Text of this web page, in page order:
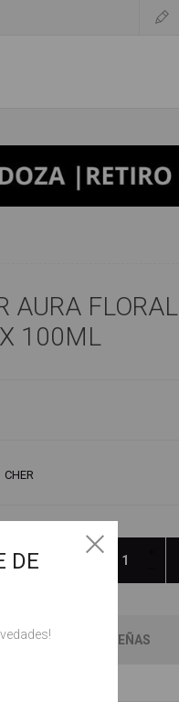
AURA FLORAL
100ML
CHER
RESEÑAS
DE